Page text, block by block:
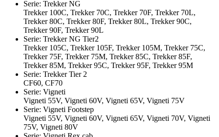
Serie: Trekker NG
Trekker 100C, Trekker 70C, Trekker 70F, Trekker 70L,
Trekker 80C, Trekker 80F, Trekker 80L, Trekker 90C,
Trekker 90F, Trekker 90L
Serie: Trekker NG Tier2
Trekker 105C, Trekker 105F, Trekker 105M, Trekker 75C,
Trekker 75F, Trekker 75M, Trekker 85C, Trekker 85F,
Trekker 85M, Trekker 95C, Trekker 95F, Trekker 95M
Serie: Trekker Tier 2
CF60, CF70
Serie: Vigneti
Vigneti 55V, Vigneti 60V, Vigneti 65V, Vigneti 75V
Serie: Vigneti Footstep
Vigneti 55V, Vigneti 60V, Vigneti 65V, Vigneti 70V, Vigneti
75V, Vigneti 80V